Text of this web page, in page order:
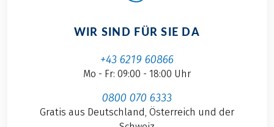
WIR SIND FÜR SIE DA
+43 6219 60866
Mo - Fr: 09:00 - 18:00 Uhr
0800 070 6333
Gratis aus Deutschland, Österreich und der